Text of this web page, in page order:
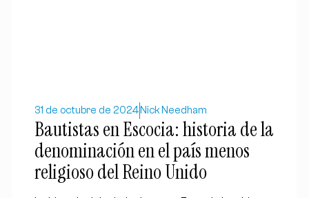
31 de octubre de 2024 Nick Needham
Bautistas en Escocia: historia de la
denominación en el país menos
religioso del Reino Unido